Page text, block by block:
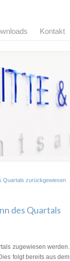
Kontakt
Quartals zurückgewiesen
des Quartals
zugewiesen werden.
folgt bereits aus dem